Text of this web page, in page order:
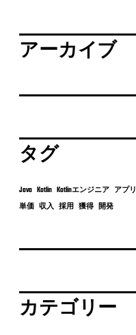
アーカイブ
タグ
Java Kotlin Kotlinエンジニア アプリ
単価 収入 採用 獲得 開発
カテゴリー